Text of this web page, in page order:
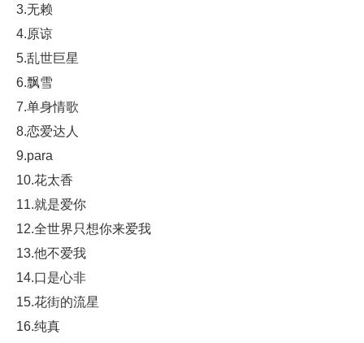
3.无赖
4.原谅
5.乱世巨星
6.飘雪
7.单身情歌
8.恋爱达人
9.para
10.花太香
11.就是爱你
12.全世界只想你来爱我
13.他不爱我
14.口是心非
15.花街的流星
16.纯真